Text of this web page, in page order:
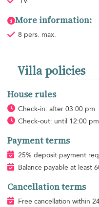
More information:
8 pers. max.
Villa policies
House rules
Check-in: after 03:00 pm
Check-out: until 12:00 pm
Payment terms
25% deposit payment
Balance payable at least
Cancellation terms
Free cancellation within